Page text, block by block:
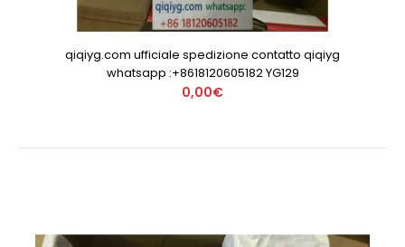
qiqiyg.com ufficiale spedizione contatto qiqiyg
whatsapp :+8618120605182 YG129
0,00€